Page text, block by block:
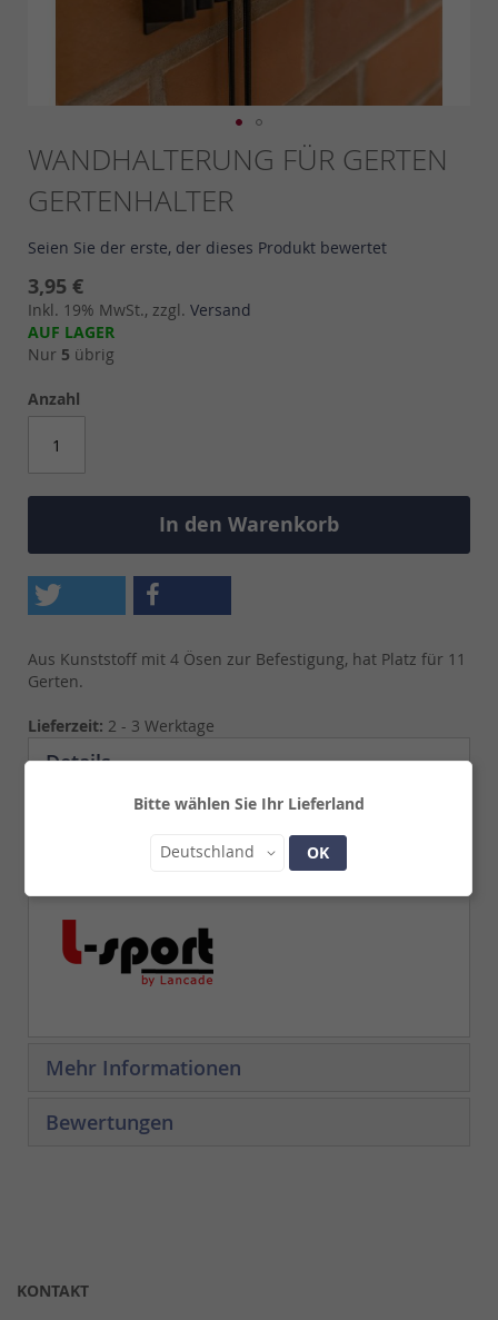
Bitte wählen Sie Ihr Lieferland
Land
Deutschland OK
Skip
to
the
beginning
of
the
images
gallery
WANDHALTERUNG FÜR GERTEN
GERTENHALTER
Seien Sie der erste, der dieses Produkt bewertet
3,95 €
Inkl. 19% MwSt., zzgl. Versand
AUF LAGER
Nur 5 übrig
Anzahl
In den Warenkorb
Aus Kunststoff mit 4 Ösen zur Befestigung, hat Platz für 11
Gerten.
Lieferzeit: 2 - 3 Werktage
Details
Maße: Länge ca. 31 cm, Breite ca. 6,5 cm
Mehr Informationen
Bewertungen
KONTAKT